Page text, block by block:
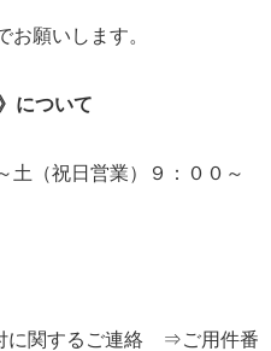
お願いします。
について
土（祝日営業）９：００～
に関するご連絡 ⇒ご用件番